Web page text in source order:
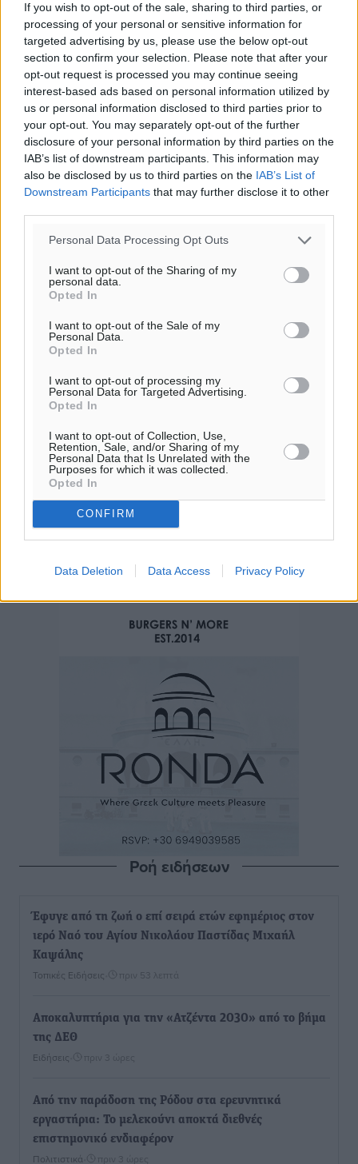
If you wish to opt-out of the sale, sharing to third parties, or
processing of your personal or sensitive information for
targeted advertising by us, please use the below opt-out
section to confirm your selection. Please note that after your
opt-out request is processed you may continue seeing
interest-based ads based on personal information utilized by
us or personal information disclosed to third parties prior to
your opt-out. You may separately opt-out of the further
disclosure of your personal information by third parties on the
IAB’s list of downstream participants. This information may
also be disclosed by us to third parties on the IAB’s List of
Downstream Participants that may further disclose it to other
Personal Data Processing Opt Outs
I want to opt-out of the Sharing of my
personal data.
Opted In
I want to opt-out of the Sale of my
Personal Data.
Opted In
I want to opt-out of processing my
Personal Data for Targeted Advertising.
Opted In
I want to opt-out of Collection, Use,
Retention, Sale, and/or Sharing of my
Personal Data that Is Unrelated with the
Purposes for which it was collected.
Opted In
CONFIRM
Data Deletion Data Access Privacy Policy
Β-ΒΔ
31°/31°
06:19
20:05
πρόγνωση:
32°
ΔΕ
29
ΤΡ
28°
Ροή ειδήσεων
Έφυγε από τη ζωή ο επί σειρά ετών εφημέριος στον
ιερό Ναό του Αγίου Νικολάου Παστίδας Μιχαήλ
Καψάλης
Τοπικές Ειδήσεις πριν 53 λεπτά
Αποκαλυπτήρια για την «Ατζέντα 2030» από το βήμα
της ΔΕΘ
Ειδήσεις πριν 3 ώρες
Από την παράδοση της Ρόδου στα ερευνητικά
εργαστήρια: Το μελεκούνι αποκτά διεθνές
επιστημονικό ενδιαφέρον
Πολιτιστικά πριν 3 ώρες